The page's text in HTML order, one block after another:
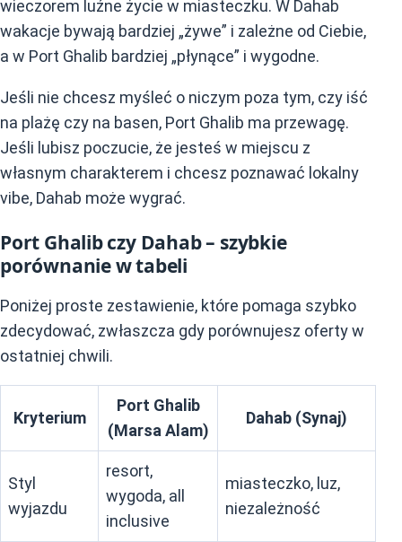
wieczorem luźne życie w miasteczku. W Dahab
wakacje bywają bardziej „żywe” i zależne od Ciebie,
a w Port Ghalib bardziej „płynące” i wygodne.
Jeśli nie chcesz myśleć o niczym poza tym, czy iść
na plażę czy na basen, Port Ghalib ma przewagę.
Jeśli lubisz poczucie, że jesteś w miejscu z
własnym charakterem i chcesz poznawać lokalny
vibe, Dahab może wygrać.
Port Ghalib czy Dahab – szybkie
porównanie w tabeli
Poniżej proste zestawienie, które pomaga szybko
zdecydować, zwłaszcza gdy porównujesz oferty w
ostatniej chwili.
Kryterium
Port Ghalib
(Marsa Alam)
Dahab (Synaj)
Styl
wyjazdu
resort,
wygoda, all
inclusive
miasteczko, luz,
niezależność